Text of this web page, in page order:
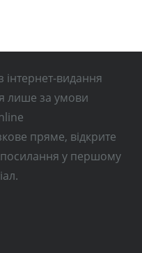
інтернет-видання
лише за умови
пряме, відкрите
у першому